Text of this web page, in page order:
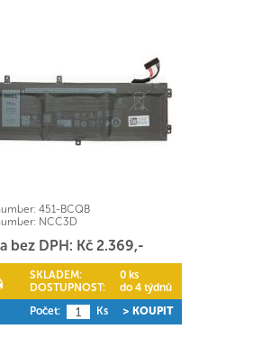
451-BCQB
NCC3D
bez DPH: Kč 2.369,-
SKLADEM:
0 ks
DOSTUPNOST:
do 4 týdnů
Počet:
Ks > KOUPIT